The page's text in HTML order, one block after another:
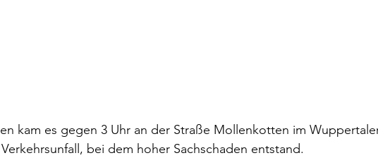
kam es gegen 3 Uhr an der Straße Mollenkotten im
bei dem hoher Sachschaden entstand.